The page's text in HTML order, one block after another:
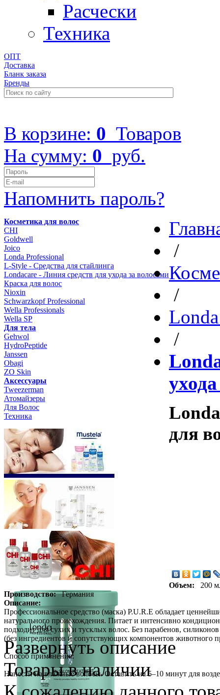
Расчески
Техника
ОПТ
Доставка
Бланк заказа
Бренды
В корзине: 0 Товаров
На сумму: 0 руб.
Напомнить пароль?
Косметика для волос
CHI
Goldwell
Joico
Londa Professional
L-Style - Средства для стайлинга
Londacare - Линия средств для ухода за волосами
Краска для волос
Nioxin
Schwarzkopf Professional
Wella Professionals
Wella SP
Для тела
Gehwol
HydroPeptide
Janssen
Obagi
ZO Skin
Aксессуары
Tweezerman
Атомайзеры
Для Волос
Техника
/
/
/
для
Объем:
200
Производство:
Германия
Описание:
Профессиональное средство (маска) P.U.R.E обладает
натурального происхождения. Питает и интенсивно
подходит для сухих и тусклых волос. Без парабенов,
(без ингредиентов и сопутствующих компонентов животного
Способ применения:
Нанести на влажные волосы. Оставить на 5–10 минут для
Развернуть описание
Товары в наличии